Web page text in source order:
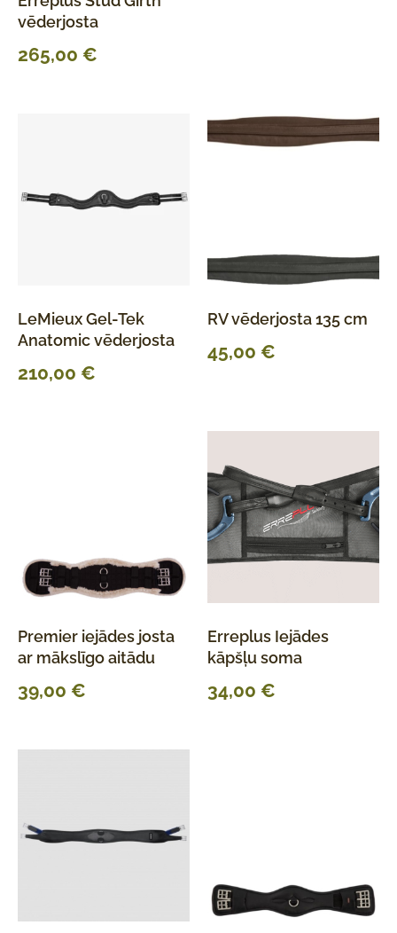
vēderjosta
265,00 €
LeMieux Gel-Tek
Anatomic vēderjosta
210,00 €
RV vēderjosta 135 cm
45,00 €
Premier iejādes josta
ar mākslīgo aitādu
39,00 €
Erreplus Iejādes
kāpšļu soma
34,00 €